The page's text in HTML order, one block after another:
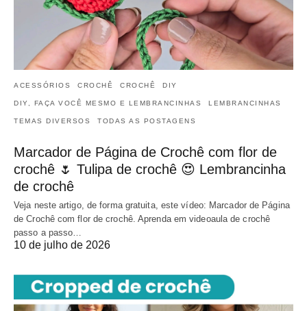
ACESSÓRIOS CROCHÊ CROCHÊ DIY
DIY, FAÇA VOCÊ MESMO E LEMBRANCINHAS LEMBRANCINHAS
TEMAS DIVERSOS TODAS AS POSTAGENS
Marcador de Página de Crochê com flor de
crochê 🌷 Tulipa de crochê 😍 Lembrancinha
de crochê
Veja neste artigo, de forma gratuita, este vídeo: Marcador de Página
de Crochê com flor de crochê. Aprenda em videoaula de crochê
passo a passo…
10 de julho de 2026